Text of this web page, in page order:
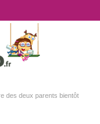
des deux parents bientôt